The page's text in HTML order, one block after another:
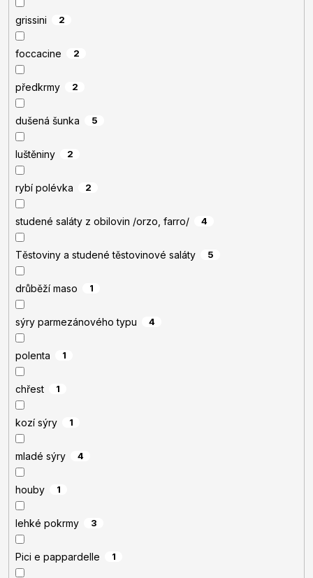
grissini 2
foccacine 2
předkrmy 2
dušená šunka 5
luštěniny 2
rybí polévka 2
studené saláty z obilovin /orzo, farro/ 4
Těstoviny a studené těstovinové saláty 5
drůběží maso 1
sýry parmezánového typu 4
polenta 1
chřest 1
kozí sýry 1
mladé sýry 4
houby 1
lehké pokrmy 3
Pici e pappardelle 1